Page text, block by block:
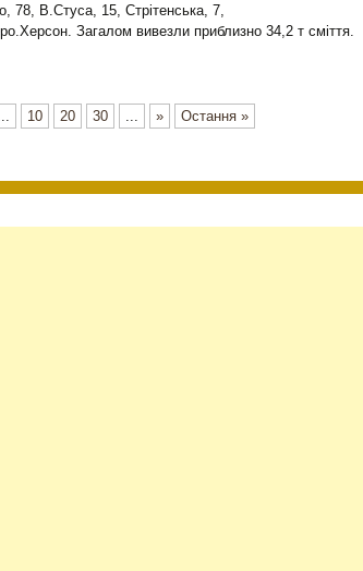
78, В.Стуса, 15, Стрітенська, 7,
Загалом вивезли приблизно 34,2 т сміття.
10 20 30 ... » Остання »